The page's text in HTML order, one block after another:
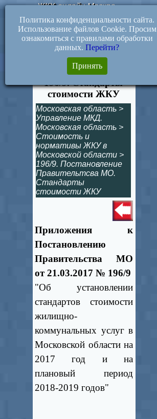
ЖКХ-онлайн.Москва
Приложения к
постановлению
196/9. Стандарты
стоимости ЖКУ
Московская область >
Управление МКД.
Московская область >
Стоимость и
нормативы ЖКУ в
Московской области >
196/9. Постановление
Правительтсва МО.
Стандарты
стоимости ЖКУ
Приложения к
Постановлению
Правительства МО
от 21.03.2017 № 196/9
"Об установлении
стандартов стоимости
жилищно-
коммунальных услуг в
Московской области на
2017 год и на
плановый период
2018-2019 годов"
Политика конфиденциальности сайта.
Использование файлов Cookie. Просим
ознакомиться с правилами обработки
данных. Перейти?
Принять